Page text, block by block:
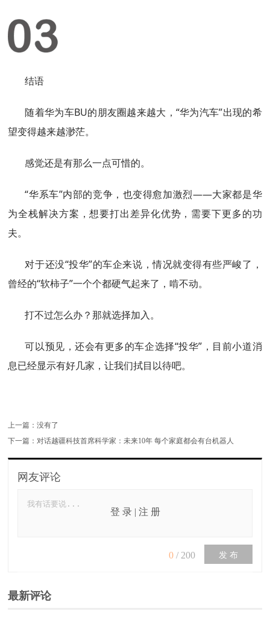
结语
随着华为车BU的朋友圈越来越大，“华为汽车”出现的希
望变得越来越渺茫。
感觉还是有那么一点可惜的。
“华系车”内部的竞争，也变得愈加激烈——大家都是华
为全栈解决方案，想要打出差异化优势，需要下更多的功
夫。
对于还没“投华”的车企来说，情况就变得有些严峻了，
曾经的“软柿子”一个个都硬气起来了，啃不动。
打不过怎么办？那就选择加入。
可以预见，还会有更多的车企选择“投华”，目前小道消
息已经显示有好几家，让我们拭目以待吧。
上一篇：没有了
下一篇：对话越疆科技首席科学家：未来10年 每个家庭都会有台机器人
网友评论
登 录| 注 册
发 布
0/ 200
最新评论